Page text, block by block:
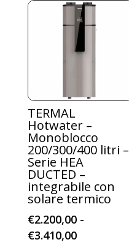
TERMAL
Hotwater –
Monoblocco
200/300/400 litri –
Serie HEA
DUCTED –
integrabile con
solare termico
€2.200,00 -
€3.410,00Fascia